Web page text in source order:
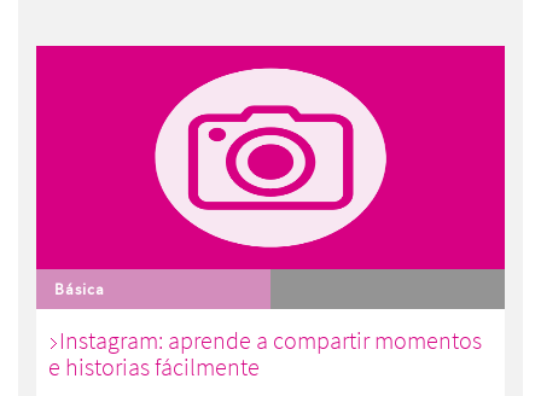
Básica
Instagram: aprende a compartir momentos
e historias fácilmente